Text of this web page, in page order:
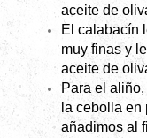
aceite de
El calabacín
muy finas y
aceite de
Para el
la cebolla
añadimos al